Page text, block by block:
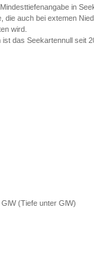
in
die auch bei extemen
wird.
ist das Seekartennull
(Tiefe unter GlW)